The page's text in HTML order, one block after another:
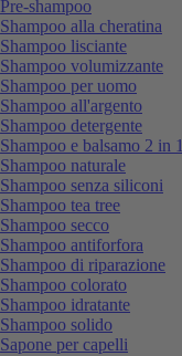
Pre-shampoo
Shampoo alla cheratina
Shampoo lisciante
Shampoo volumizzante
Shampoo per uomo
Shampoo all'argento
Shampoo detergente
Shampoo e balsamo 2 in 1
Shampoo naturale
Shampoo senza siliconi
Shampoo tea tree
Shampoo secco
Shampoo antiforfora
Shampoo di riparazione
Shampoo colorato
Shampoo idratante
Shampoo solido
Sapone per capelli